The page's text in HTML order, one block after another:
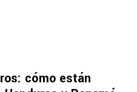
cómo están